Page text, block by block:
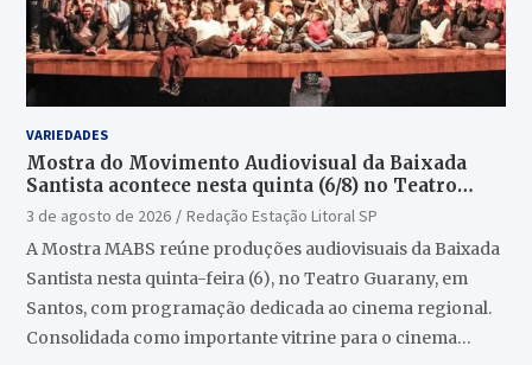
VARIEDADES
Mostra do Movimento Audiovisual da Baixada
Santista acontece nesta quinta (6/8) no Teatro
Guarany
3 de agosto de 2026
Redação Estação Litoral SP
A Mostra MABS reúne produções audiovisuais da Baixada
Santista nesta quinta-feira (6), no Teatro Guarany, em
Santos, com programação dedicada ao cinema regional.
Consolidada como importante vitrine para o cinema…